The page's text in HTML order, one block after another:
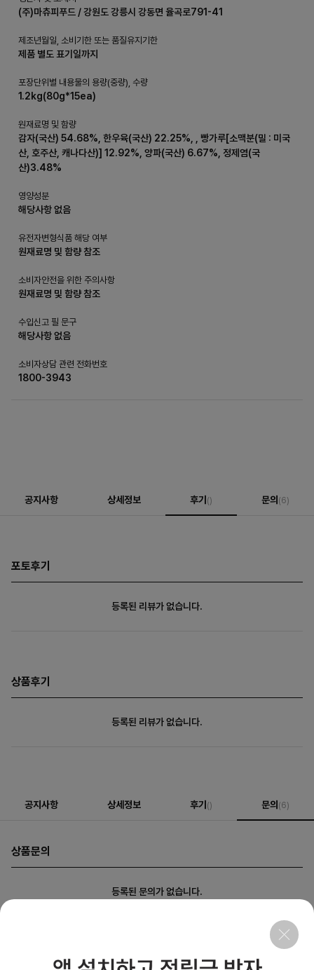
(주)마츄피푸드 / 강원도 강릉시 강동면 율곡로791-41
제조년월일, 소비기한 또는 품질유지기한
제품 별도 표기일까지
포장단위별 내용물의 용량(중량), 수량
1.2kg(80g*15ea)
원재료명 및 함량
감자(국산) 54.68%, 한우육(국산) 22.25%, , 빵가루[소맥분(밀 : 미국
산, 호주산, 캐나다산)] 12.92%, 양파(국산) 6.67%, 정제염(국
산)3.48%
영양성분
해당사항 없음
유전자변형식품 해당 여부
원재료명 및 함량 참조
소비자안전을 위한 주의사항
원재료명 및 함량 참조
수입신고 필 문구
해당사항 없음
소비자상담 관련 전화번호
1800-3943
공지사항 상세정보 후기() 문의(6)
포토후기
등록된 리뷰가 없습니다.
상품후기
등록된 리뷰가 없습니다.
공지사항 상세정보 후기() 문의(6)
상품문의
등록된 문의가 없습니다.